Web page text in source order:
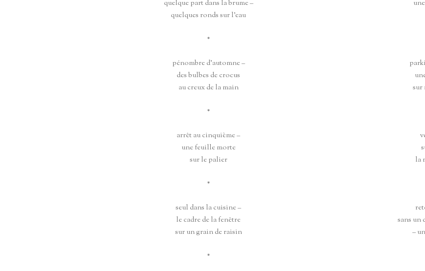
quelque part dans la brume –
quelques ronds sur l’eau
*
pénombre d’automne –
des bulbes de crocus
au creux de la main
*
arrêt au cinquième –
une feuille morte
sur le palier
*
seul dans la cuisine –
le cadre de la fenêtre
sur un grain de raisin
*
sur
la
sans un
–